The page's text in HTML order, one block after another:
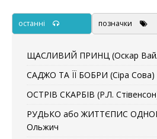
останні позначки
ЩАСЛИВИЙ ПРИНЦ (Оскар
САДЖО ТА ЇЇ БОБРИ (Сіра Сова)
ОСТРІВ СКАРБІВ (Р.Л.
РУДЬКО або ЖИТТЄПИС
Ольжич